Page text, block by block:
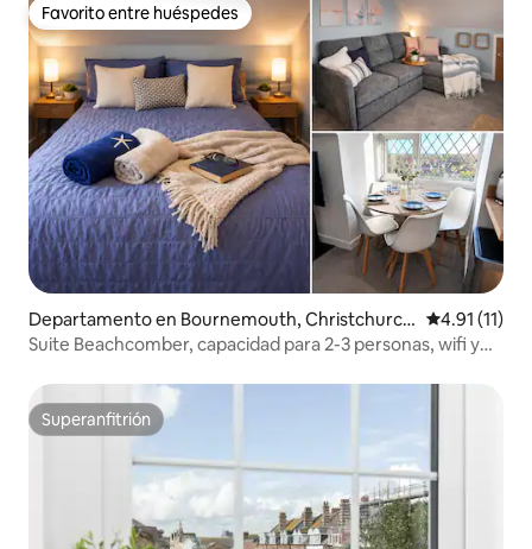
Favorito entre huéspedes
Favorito entre huéspedes
Departamento en Bournemouth, Christchurch
and Poole
Calificación
4.91 (11)
Suite Beachcomber, capacidad para 2-3 personas, wifi y
Superanfitrión
Superanfitrión